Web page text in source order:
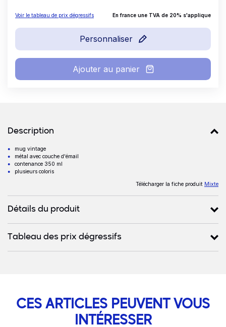
Voir le tableau de prix dégressifs En france une TVA de 20% s'applique
Personnaliser
Ajouter au panier
Détails produits
Description
Description
mug vintage
métal avec couche d'émail
contenance 350 ml
plusieurs coloris
Télécharger la fiche produit Mixte
Détails du produit
Tableau des prix dégressifs
CES ARTICLES PEUVENT VOUS
INTÉRESSER